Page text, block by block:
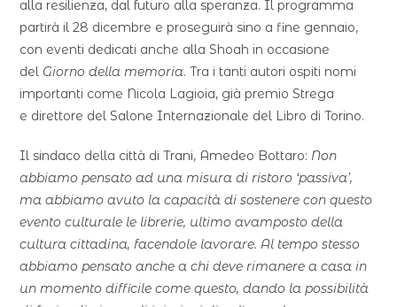
alla resilienza, dal futuro alla speranza. Il programma
partirà il 28 dicembre e proseguirà sino a fine gennaio,
con eventi dedicati anche alla Shoah in occasione
del Giorno della memoria. Tra i tanti autori ospiti nomi
importanti come Nicola Lagioia, già premio Strega
e direttore del Salone Internazionale del Libro di Torino.
Il sindaco della città di Trani, Amedeo Bottaro: Non
abbiamo pensato ad una misura di ristoro ‘passiva’,
ma abbiamo avuto la capacità di sostenere con questo
evento culturale le librerie, ultimo avamposto della
cultura cittadina, facendole lavorare. Al tempo stesso
abbiamo pensato anche a chi deve rimanere a casa in
un momento difficile come questo, dando la possibilità